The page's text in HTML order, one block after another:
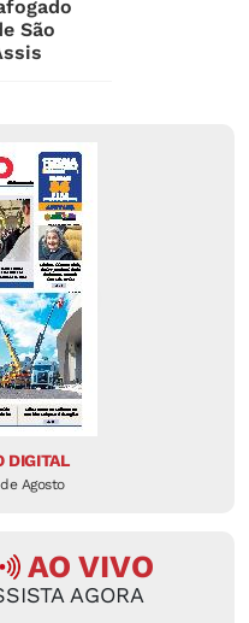
São
DIGITAL
Agosto
AO VIVO
AGORA